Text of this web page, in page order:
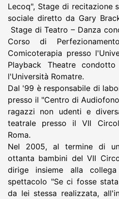
Lecoq", Stage di recitazione
sociale diretto da Gary
Stage di Teatro – Danza
Corso di
Comicoterapia presso
Playback Theatre
l'Università Romatre.
Dal '99 è responsabile di
presso il "Centro di
ragazzi non udenti e
teatrale presso il VII
Roma.
Nel 2005, al termine di
ottanta bambini del VII
dirige insieme alla
spettacolo "Se ci fosse
da lei stessa realizzata,